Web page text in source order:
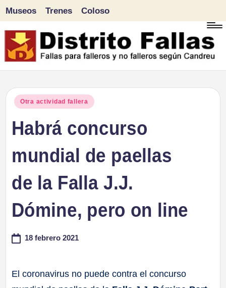
Saltar
al
Museos Trenes Coloso
Publicado
Otra actividad fallera
Habrá concurso
mundial de paellas
de la Falla J.J.
Dómine, pero on line
18 febrero 2021
El coronavirus no puede contra el concurso